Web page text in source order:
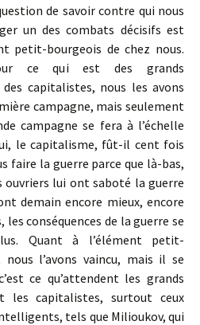
de savoir contre qui nous
un des combats décisifs est
petit-bourgeois de chez nous.
ce qui est des grands
capitalistes, nous les avons
campagne, mais seulement
campagne se fera à l’échelle
le capitalisme, fût-il cent fois
faire la guerre parce que là-bas,
ouvriers lui ont saboté la guerre
demain encore mieux, encore
conséquences de la guerre se
Quant à l’élément petit-
l’avons vaincu, mais il se
ce qu’attendent les grands
les capitalistes, surtout ceux
tels que Milioukov, qui